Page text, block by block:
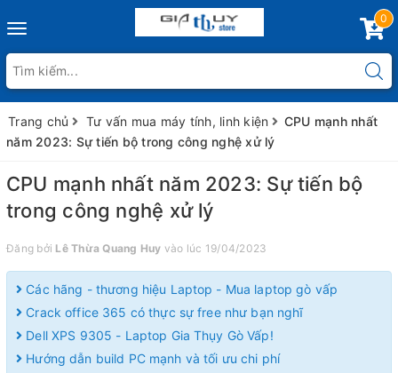
Toggle
0
Trang chủ Tư vấn mua máy tính, linh kiện
CPU mạnh nhất
năm 2023: Sự tiến bộ trong công nghệ xử lý
CPU mạnh nhất năm 2023: Sự tiến bộ
trong công nghệ xử lý
Đăng bởi Lê Thừa Quang Huy vào lúc 19/04/2023
Các hãng - thương hiệu Laptop - Mua laptop gò vấp
Crack office 365 có thực sự free như bạn nghĩ
Dell XPS 9305 - Laptop Gia Thụy Gò Vấp!
Hướng dẫn build PC mạnh và tối ưu chi phí